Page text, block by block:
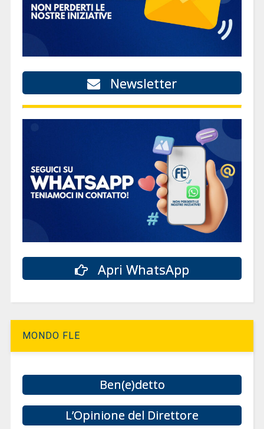
Newsletter
Apri WhatsApp
MONDO FLE
Ben(e)detto
L’Opinione del Direttore